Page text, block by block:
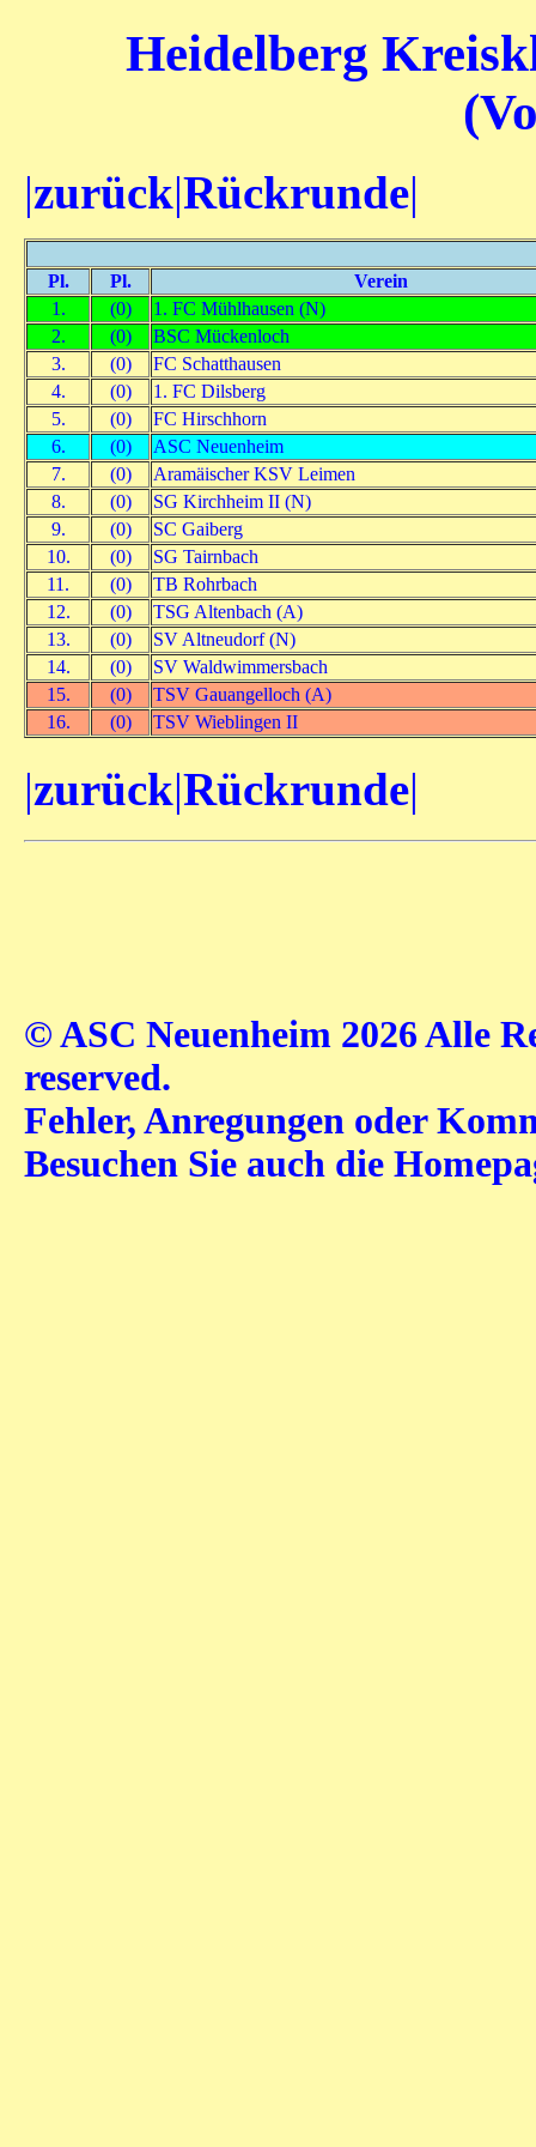
Heidelberg
|zurück|Rückrunde|
Pl. Pl.
Verein
1.
(0)
1. FC Mühlhausen (N)
2.
(0)
BSC Mückenloch
3.
(0)
FC Schatthausen
4.
(0)
1. FC Dilsberg
5.
(0)
FC Hirschhorn
6.
(0)
ASC Neuenheim
7.
(0)
Aramäischer KSV Leimen
8.
(0)
SG Kirchheim II (N)
9.
(0)
SC Gaiberg
10.
(0)
SG Tairnbach
11.
(0)
TB Rohrbach
12.
(0)
TSG Altenbach (A)
13.
(0)
SV Altneudorf (N)
14.
(0)
SV Waldwimmersbach
15.
(0)
TSV Gauangelloch (A)
16.
(0) TSV Wieblingen II
|zurück|Rückrunde|
© ASC Neuenheim 2026 Alle
reserved.
Fehler, Anregungen oder
Besuchen Sie auch die